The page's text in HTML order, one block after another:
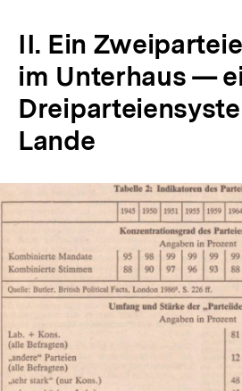
II. Ein
im Unterhaus —
Lande
öffnen